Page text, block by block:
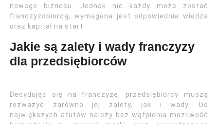
nowego biznesu. Jednak nie każdy może zostać
franczyzobiorcą; wymagana jest odpowiednia wiedza
oraz kapitał na start.
Jakie są zalety i wady franczyzy
dla przedsiębiorców
Decydując się na franczyzę, przedsiębiorcy muszą
rozważyć zarówno jej zalety, jak i wady. Do
największych atutów należy bez wątpienia możliwość